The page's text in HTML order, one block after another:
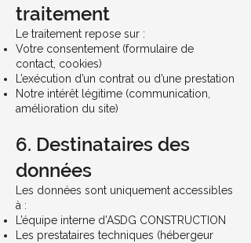
traitement
Le traitement repose sur :
Votre consentement (formulaire de
contact, cookies)
L’exécution d’un contrat ou d’une prestation
Notre intérêt légitime (communication,
amélioration du site)
6. Destinataires des
données
Les données sont uniquement accessibles
à :
L’équipe interne d’ASDG CONSTRUCTION
Les prestataires techniques (hébergeur